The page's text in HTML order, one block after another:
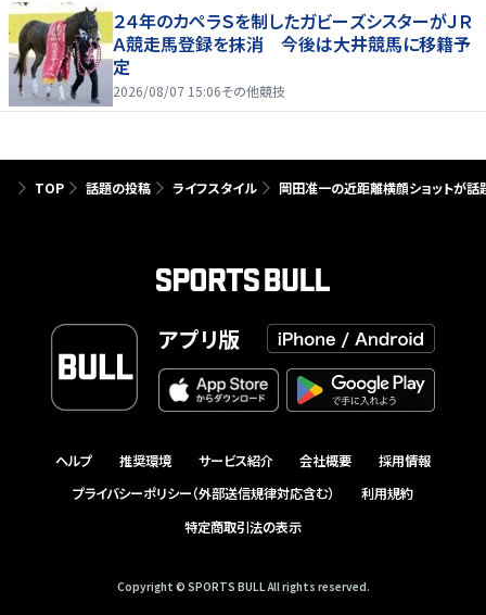
２４年のカペラＳを制したガビーズシスターがＪＲ
Ａ競走馬登録を抹消 今後は大井競馬に移籍予
定
2026/08/07 15:06その他競技
TOP 話題の投稿 ライフスタイル 岡田准一の近距離横顔ショットが話題
アプリ版
ヘルプ 推奨環境 サービス紹介 会社概要
採用情報
プライバシーポリシー（外部送信規律対応含む）
利用規約
特定商取引法の表示
Copyright © SPORTS BULL All rights reserved.